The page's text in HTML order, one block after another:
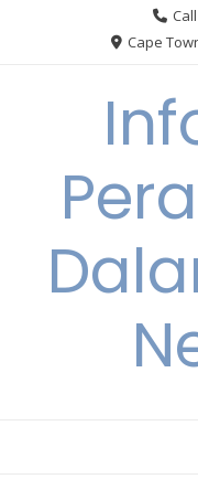
Cape